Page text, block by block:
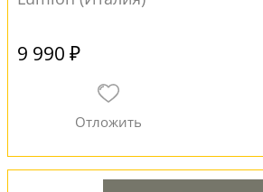
9 990 ₽